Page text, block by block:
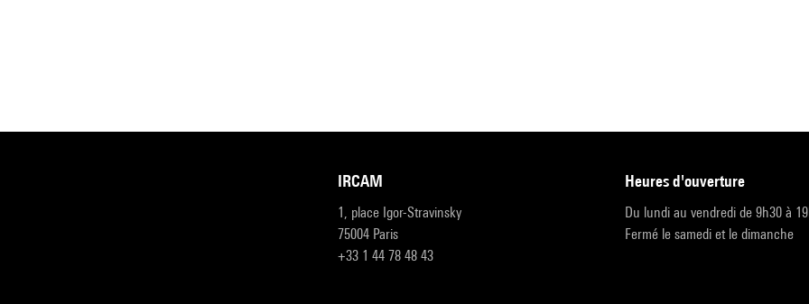
IRCAM
1, place Igor-Stravinsky
75004 Paris
+33 1 44 78 48 43
heures d'ouverture
Du lundi au vendredi de 9h30 à
Fermé le samedi et le dimanche